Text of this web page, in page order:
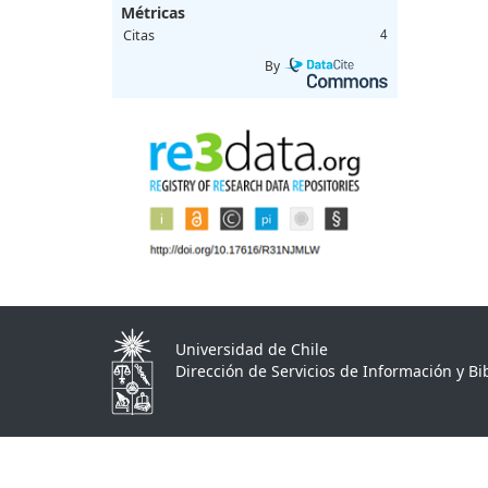
Métricas
Citas 4
By
Universidad de Chile
Dirección de Servicios de Información y